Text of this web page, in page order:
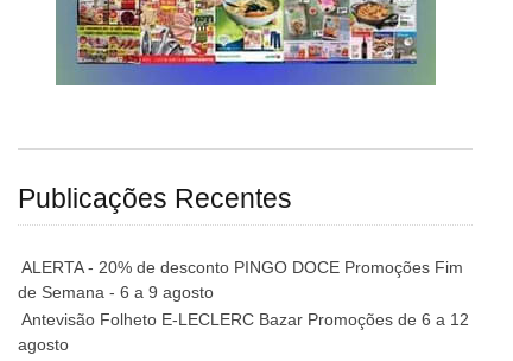
Publicações Recentes
ALERTA - 20% de desconto PINGO DOCE Promoções Fim
de Semana - 6 a 9 agosto
Antevisão Folheto E-LECLERC Bazar Promoções de 6 a 12
agosto